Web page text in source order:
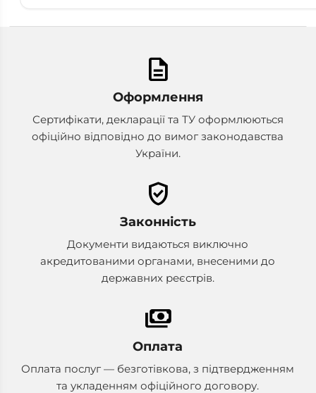
description
Оформлення
Сертифікати, декларації та ТУ оформлюються
офіційно відповідно до вимог законодавства
України.
verified_user
Законність
Документи видаються виключно
акредитованими органами, внесеними до
державних реєстрів.
payments
Оплата
Оплата послуг — безготівкова, з підтвердженням
та укладенням офіційного договору.